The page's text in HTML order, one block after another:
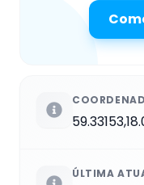
ÚLTIMA